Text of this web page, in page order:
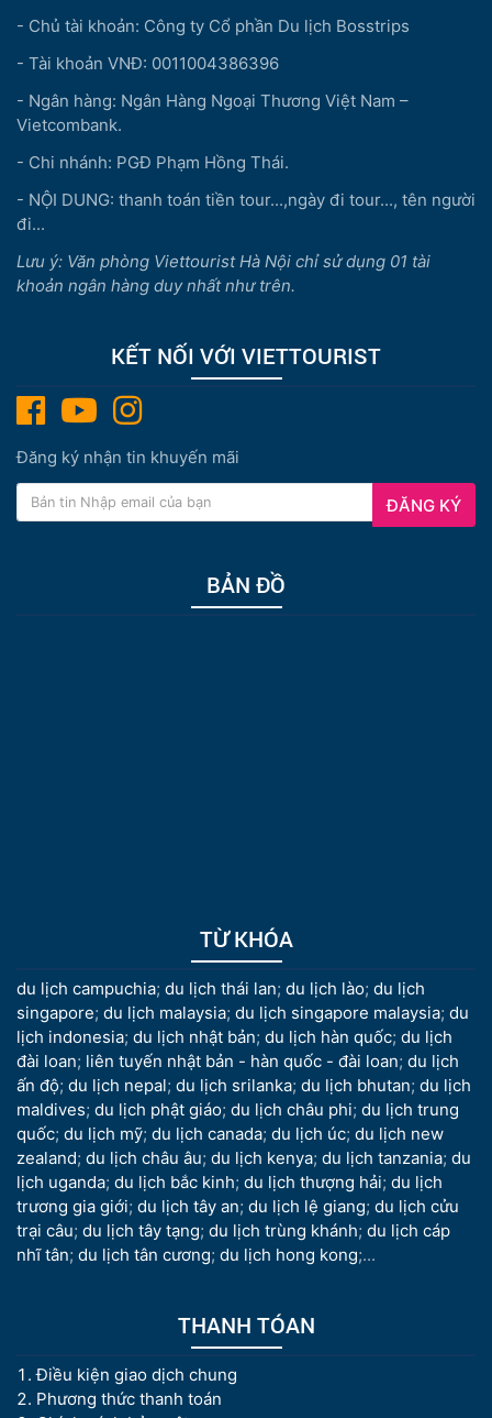
- Chủ tài khoản: Công ty Cổ phần Du lịch Bosstrips
- Tài khoản VNĐ: 0011004386396
- Ngân hàng: Ngân Hàng Ngoại Thương Việt Nam –
Vietcombank.
- Chi nhánh: PGĐ Phạm Hồng Thái.
- NỘI DUNG: thanh toán tiền tour...,ngày đi tour..., tên người
đi...
Lưu ý: Văn phòng Viettourist Hà Nội chỉ sử dụng 01 tài
khoản ngân hàng duy nhất như trên.
KẾT NỐI VỚI VIETTOURIST
Đăng ký nhận tin khuyến mãi
ĐĂNG KÝ
BẢN ĐỒ
TỪ KHÓA
du lịch campuchia; du lịch thái lan; du lịch lào; du lịch
singapore; du lịch malaysia; du lịch singapore malaysia; du
lịch indonesia; du lịch nhật bản; du lịch hàn quốc; du lịch
đài loan; liên tuyến nhật bản - hàn quốc - đài loan; du lịch
ấn độ; du lịch nepal; du lịch srilanka; du lịch bhutan; du lịch
maldives; du lịch phật giáo; du lịch châu phi; du lịch trung
quốc; du lịch mỹ; du lịch canada; du lịch úc; du lịch new
zealand; du lịch châu âu; du lịch kenya; du lịch tanzania; du
lịch uganda; du lịch bắc kinh; du lịch thượng hải; du lịch
trương gia giới; du lịch tây an; du lịch lệ giang; du lịch cửu
trại câu; du lịch tây tạng; du lịch trùng khánh; du lịch cáp
nhĩ tân; du lịch tân cương; du lịch hong kong;...
THANH TÓAN
Điều kiện giao dịch chung
Phương thức thanh toán